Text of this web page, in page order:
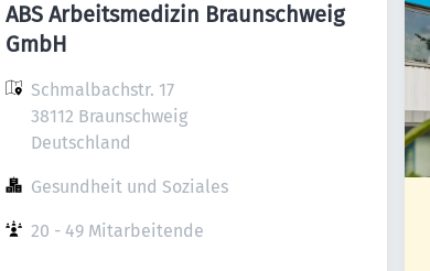
ABS Arbeitsmedizin Braunschweig
GmbH
Schmalbachstr. 17
38112 Braunschweig
Deutschland
Gesundheit und Soziales
20 - 49 Mitarbeitende